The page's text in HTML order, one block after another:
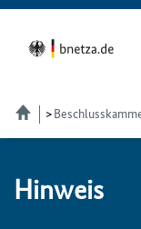
Hin­weis